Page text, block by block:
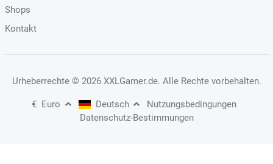
Shops
Kontakt
Urheberrechte © 2026 XXLGamer.de. Alle Rechte vorbehalten.
€ Euro Deutsch
Nutzungsbedingungen
Datenschutz-Bestimmungen